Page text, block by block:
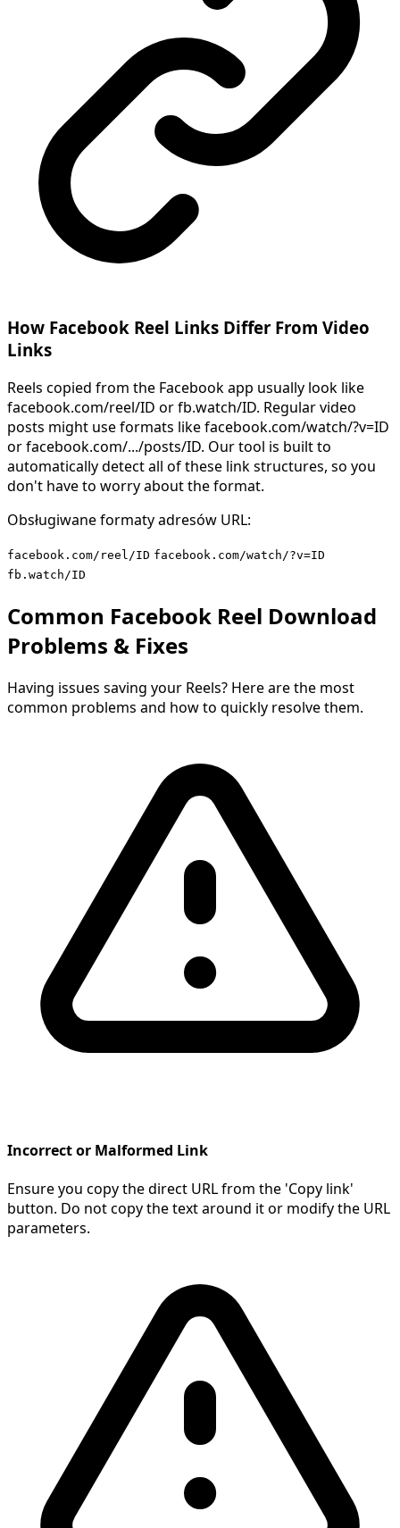
How Facebook Reel Links Differ From Video
Links
Reels copied from the Facebook app usually look like
facebook.com/reel/ID or fb.watch/ID. Regular video
posts might use formats like facebook.com/watch/?v=ID
or facebook.com/.../posts/ID. Our tool is built to
automatically detect all of these link structures, so you
don't have to worry about the format.
Obsługiwane formaty adresów URL:
facebook.com/reel/ID facebook.com/watch/?v=ID
fb.watch/ID
Common Facebook Reel Download
Problems & Fixes
Having issues saving your Reels? Here are the most
common problems and how to quickly resolve them.
Incorrect or Malformed Link
Ensure you copy the direct URL from the 'Copy link'
button. Do not copy the text around it or modify the URL
parameters.